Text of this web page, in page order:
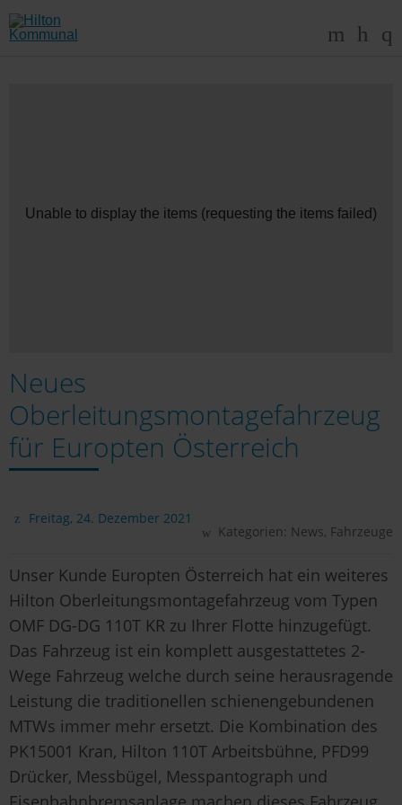
Unable to display the items (requesting the items failed)
Neues
Oberleitungsmontagefahrzeug
für Europten Österreich
Freitag, 24. Dezember 2021
Kategorien: News, Fahrzeuge
Unser Kunde Europten Österreich hat ein weiteres
Hilton Oberleitungsmontagefahrzeug vom Typen
OMF DG-DG 110T KR zu Ihrer Flotte hinzugefügt.
Das Fahrzeug ist ein komplett ausgestattetes 2-
Wege Fahrzeug welche durch seine herausragende
Leistung die traditionellen schienengebundenen
MTWs immer mehr ersetzt. Die Kombination des
PK15001 Kran, Hilton 110T Arbeitsbühne, PFD99
Drücker, Messbügel, Messpantograph und